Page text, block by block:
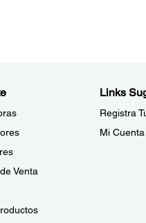
Venta
Links
Registra
Mi Cuenta